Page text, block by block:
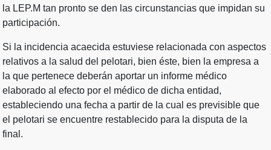
la LEP.M tan pronto se den las circunstancias que impidan su
participación.
Si la incidencia acaecida estuviese relacionada con aspectos
relativos a la salud del pelotari, bien éste, bien la empresa a
la que pertenece deberán aportar un informe médico
elaborado al efecto por el médico de dicha entidad,
estableciendo una fecha a partir de la cual es previsible que
el pelotari se encuentre restablecido para la disputa de la
final.